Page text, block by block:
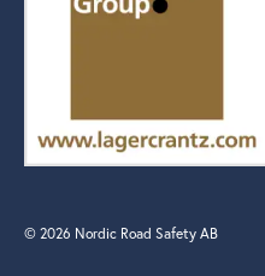
© 2026 Nordic Road Safety AB